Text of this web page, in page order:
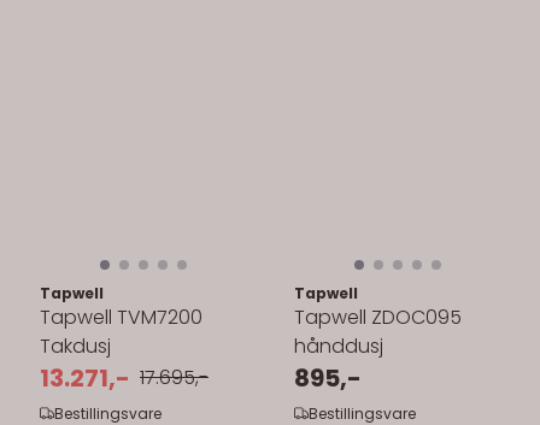
Tapwell
Tapwell TVM7200
Takdusj
13.271,- 17.695,-
Bestillingsvare
Tapwell
Tapwell ZDOC095
hånddusj
895,-
Bestillingsvare